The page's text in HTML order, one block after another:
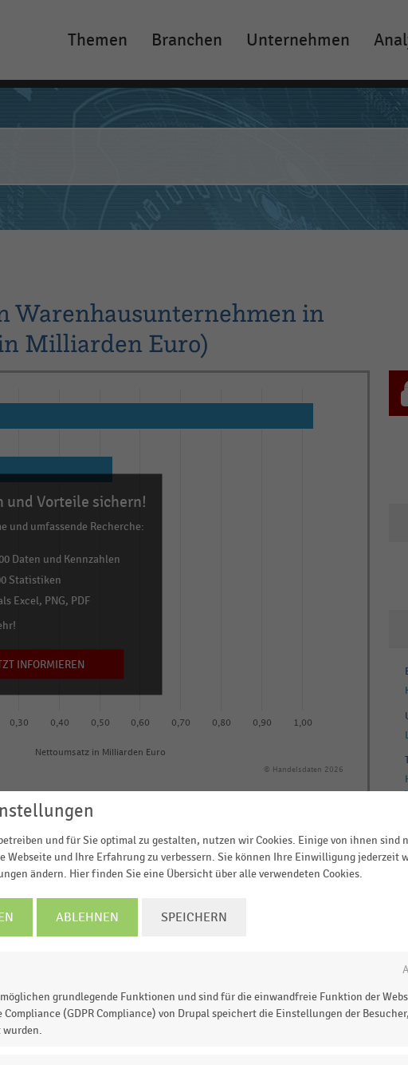
Main
navigation
Themen Branchen Unternehmen
Warenhausunternehmen in
Milliarden Euro)
Nettoumsatz in Milliarden Euro
0,30 0,40 0,50 0,60 0,70 0,80 0,90 1,00
© Handelsdaten 2026
und Vorteile sichern!
und umfassende Recherche:
Daten und Kennzahlen
Statistiken
Excel, PNG, PDF
INFORMIEREN
Warenhausunternehmen in Deutschland im Jahr
Warenhausunternehmen zählt Ludwig Beck
Euroim Jahr 2023.
Statistik? Jetzt einloggen oderinformieren
und für Sie optimal zu gestalten, nutzen wir Cookies. Einige von ihnen sind
Webseite und Ihre Erfahrung zu verbessern. Sie können Ihre Einwilligung jederzeit
ändern. Hier finden Sie eine Übersicht über alle verwendeten Cookies.
ABLEHNEN SPEICHERN
grundlegende Funktionen und sind für die einwandfreie Funktion der
(GDPR Compliance) von Drupal speichert die Einstellungen der
wurden.